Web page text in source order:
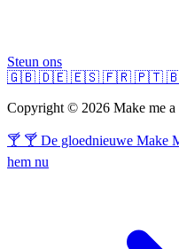
Steun ons
🇬🇧 🇩🇪 🇪🇸 🇫🇷 🇵🇹
Copyright © 2026 Make me a
🍸 🍸 De gloednieuwe Make
hem nu